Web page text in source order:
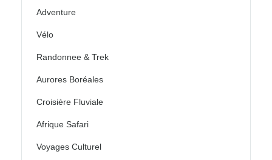
Adventure
Vélo
Randonnee & Trek
Aurores Boréales
Croisière Fluviale
Afrique Safari
Voyages Culturel